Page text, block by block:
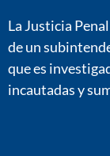
La Justicia
de un
que es
incautadas y